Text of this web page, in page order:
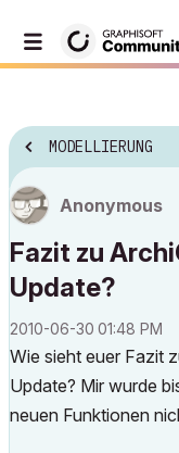
MODELLIERUNG
Anonymous
Fazit zu
Update?
‎2010-06-30 01:48 PM
Wie sieht euer Fazit
Update? Mir wurde
neuen Funktionen